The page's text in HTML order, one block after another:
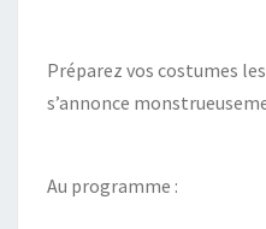
Préparez vos costumes
s’annonce
Au programme :